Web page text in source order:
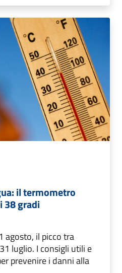
il termometro
38 gradi
agosto, il picco tra
luglio. I consigli utili e
prevenire i danni alla